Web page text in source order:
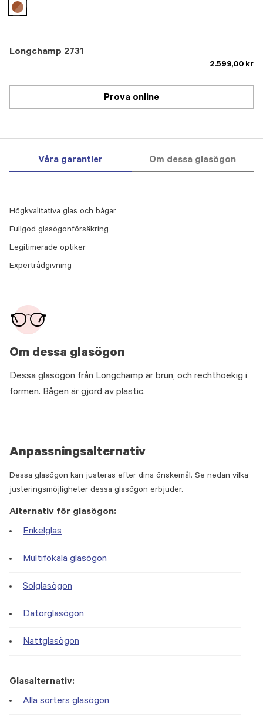
Longchamp 2731
2.599,00 kr
selected
Prova online
Våra garantier Om dessa glasögon
Om dessa glasögon
Dessa glasögon från Longchamp är brun, och rechthoekig i
formen. Bågen är gjord av plastic.
Högkvalitativa glas och bågar
Fullgod glasögonförsäkring
Legitimerade optiker
Expertrådgivning
Anpassningsalternativ
Dessa glasögon kan justeras efter dina önskemål. Se nedan vilka
justeringsmöjligheter dessa glasögon erbjuder.
Alternativ för glasögon:
Enkelglas
Multifokala glasögon
Solglasögon
Datorglasögon
Nattglasögon
Glasalternativ:
Alla sorters glasögon